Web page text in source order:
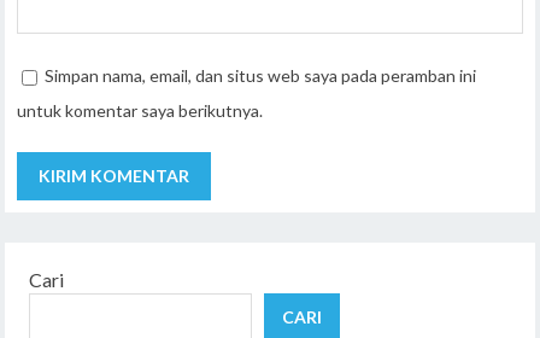
Simpan nama, email, dan situs web saya pada peramban ini
untuk komentar saya berikutnya.
Cari
CARI